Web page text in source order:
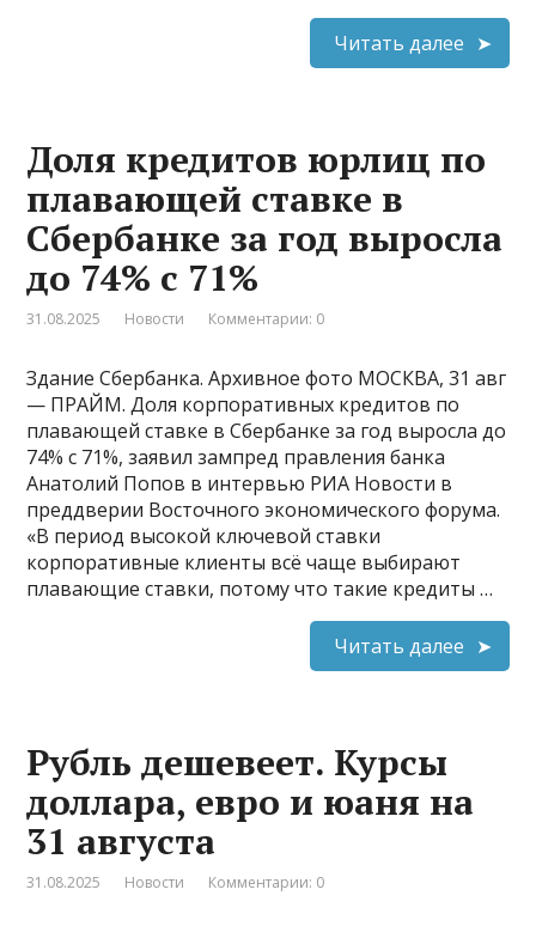
Читать далее
Доля кредитов юрлиц по
плавающей ставке в
Сбербанке за год выросла
до 74% с 71%
31.08.2025 Новости Комментарии: 0
Здание Сбербанка. Архивное фото МОСКВА, 31 авг
— ПРАЙМ. Доля корпоративных кредитов по
плавающей ставке в Сбербанке за год выросла до
74% с 71%, заявил зампред правления банка
Анатолий Попов в интервью РИА Новости в
преддверии Восточного экономического форума.
«В период высокой ключевой ставки
корпоративные клиенты всё чаще выбирают
плавающие ставки, потому что такие кредиты …
Читать далее
Рубль дешевеет. Курсы
доллара, евро и юаня на
31 августа
31.08.2025 Новости Комментарии: 0